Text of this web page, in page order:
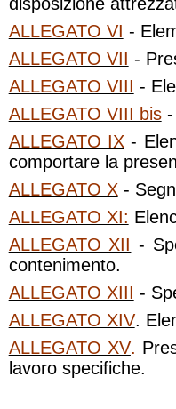
ALLEGATO VI -
ALLEGATO VII -
ALLEGATO VIII -
ALLEGATO VIII bis-
ALLEGATO IX-
comportare la
ALLEGATO X-
ALLEGATO XI:
ALLEGATO XII -
contenimento.
ALLEGATO XIII -
ALLEGATO XIV.
ALLEGATO XV.
lavoro specifiche.